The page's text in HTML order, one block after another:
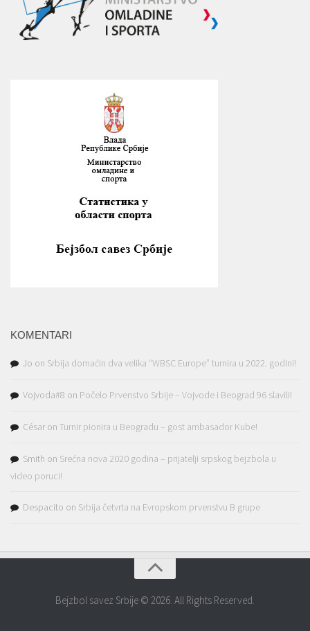
KOMENTARI
Jo on Srbija domaćin dva velika “WBSC Europe” turnira u 2022. godini!
Vojvoda#8 on Počelo Prvenstvo Srbije – Vojvode i Beograd 96 slavili!
César on Turnir pionira u Beogradu – gost ambasador Kube!
Smith on Srećna nova 2020 godina – prijatelji srpskog bejzbola u
video poruci!
Despacito on Srbija četvrta na Evropskom prvenstvu B grupe
Bejzbol savez Srbije © 2026. All Rights Reserved.